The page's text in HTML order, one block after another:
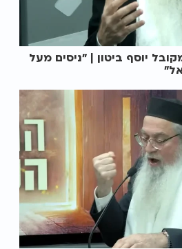
יוסף ביטון | "ניסים מעל